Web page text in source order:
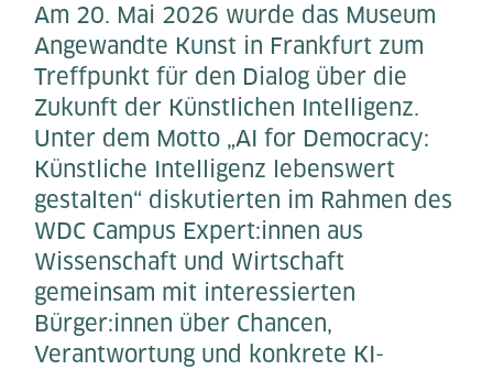
Am 20. Mai 2026 wurde das Museum
Angewandte Kunst in Frankfurt zum
Treffpunkt für den Dialog über die
Zukunft der Künstlichen Intelligenz.
Unter dem Motto „AI for Democracy:
Künstliche Intelligenz lebenswert
gestalten“ diskutierten im Rahmen des
WDC Campus Expert:innen aus
Wissenschaft und Wirtschaft
gemeinsam mit interessierten
Bürger:innen über Chancen,
Verantwortung und konkrete KI-